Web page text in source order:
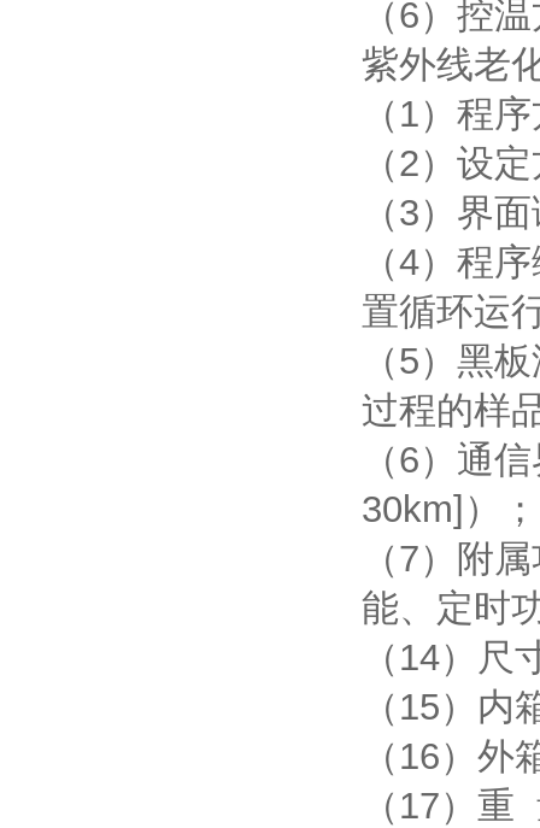
（6）控
紫外线老
（1）程
（2）设
（3）界
（4）程
置循环运
（5）黑
过程的样
（6）通
30km]）；
（7）附
能、定时
（14）尺
（15）
（16）
（17）